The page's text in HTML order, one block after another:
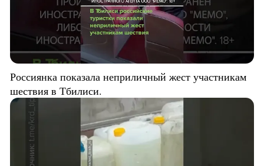
Россиянка показала неприличный жест участникам
шествия в Тбилиси.